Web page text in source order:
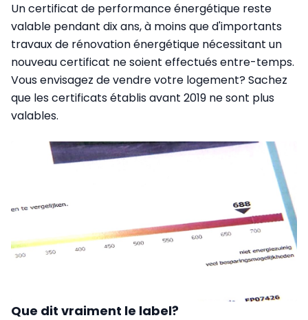
Un certificat de performance énergétique reste
valable pendant dix ans, à moins que d'importants
travaux de rénovation énergétique nécessitant un
nouveau certificat ne soient effectués entre-temps.
Vous envisagez de vendre votre logement? Sachez
que les certificats établis avant 2019 ne sont plus
valables.
Que dit vraiment le label?